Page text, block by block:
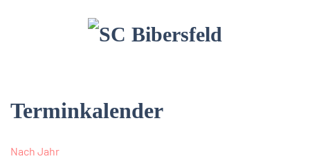
Terminkalender
Nach Jahr